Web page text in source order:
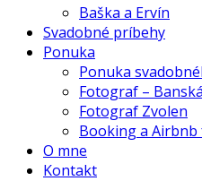
Baška a Ervín
Svadobné príbehy
Ponuka
Ponuka
Fotograf –
Fotograf Zvolen
Booking a
O mne
Kontakt